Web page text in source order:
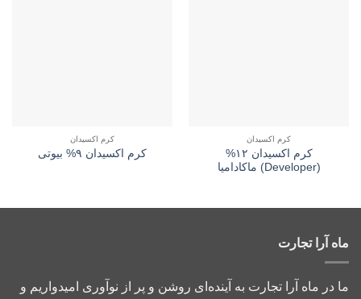
کرم اکسیدان
کرم اکسیدان ۱۲%
(Developer) ماکادامیا
کرم اکسیدان
کرم اکسیدان ۹% بیوتی
ماه آرا تجارت
ما در ماه آرا تجارت به آینده‌ای روشن و پر از نوآوری امیدواریم و